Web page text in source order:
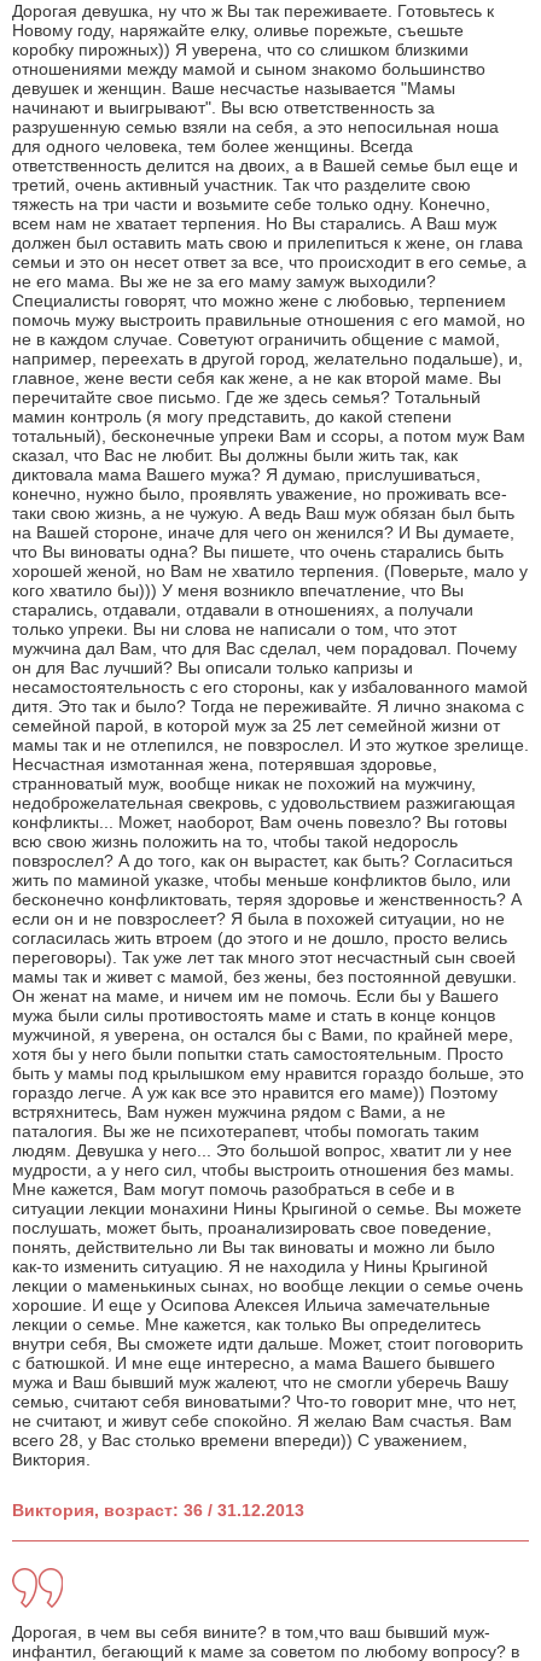
Дорогая девушка, ну что ж Вы так переживаете. Готовьтесь к
Новому году, наряжайте елку, оливье порежьте, съешьте
коробку пирожных)) Я уверена, что со слишком близкими
отношениями между мамой и сыном знакомо большинство
девушек и женщин. Ваше несчастье называется "Мамы
начинают и выигрывают". Вы всю ответственность за
разрушенную семью взяли на себя, а это непосильная ноша
для одного человека, тем более женщины. Всегда
ответственность делится на двоих, а в Вашей семье был еще и
третий, очень активный участник. Так что разделите свою
тяжесть на три части и возьмите себе только одну. Конечно,
всем нам не хватает терпения. Но Вы старались. А Ваш муж
должен был оставить мать свою и прилепиться к жене, он глава
семьи и это он несет ответ за все, что происходит в его семье, а
не его мама. Вы же не за его маму замуж выходили?
Специалисты говорят, что можно жене с любовью, терпением
помочь мужу выстроить правильные отношения с его мамой, но
не в каждом случае. Советуют ограничить общение с мамой,
например, переехать в другой город, желательно подальше), и,
главное, жене вести себя как жене, а не как второй маме. Вы
перечитайте свое письмо. Где же здесь семья? Тотальный
мамин контроль (я могу представить, до какой степени
тотальный), бесконечные упреки Вам и ссоры, а потом муж Вам
сказал, что Вас не любит. Вы должны были жить так, как
диктовала мама Вашего мужа? Я думаю, прислушиваться,
конечно, нужно было, проявлять уважение, но проживать все-
таки свою жизнь, а не чужую. А ведь Ваш муж обязан был быть
на Вашей стороне, иначе для чего он женился? И Вы думаете,
что Вы виноваты одна? Вы пишете, что очень старались быть
хорошей женой, но Вам не хватило терпения. (Поверьте, мало у
кого хватило бы))) У меня возникло впечатление, что Вы
старались, отдавали, отдавали в отношениях, а получали
только упреки. Вы ни слова не написали о том, что этот
мужчина дал Вам, что для Вас сделал, чем порадовал. Почему
он для Вас лучший? Вы описали только капризы и
несамостоятельность с его стороны, как у избалованного мамой
дитя. Это так и было? Тогда не переживайте. Я лично знакома с
семейной парой, в которой муж за 25 лет семейной жизни от
мамы так и не отлепился, не повзрослел. И это жуткое зрелище.
Несчастная измотанная жена, потерявшая здоровье,
странноватый муж, вообще никак не похожий на мужчину,
недоброжелательная свекровь, с удовольствием разжигающая
конфликты... Может, наоборот, Вам очень повезло? Вы готовы
всю свою жизнь положить на то, чтобы такой недоросль
повзрослел? А до того, как он вырастет, как быть? Согласиться
жить по маминой указке, чтобы меньше конфликтов было, или
бесконечно конфликтовать, теряя здоровье и женственность? А
если он и не повзрослеет? Я была в похожей ситуации, но не
согласилась жить втроем (до этого и не дошло, просто велись
переговоры). Так уже лет так много этот несчастный сын своей
мамы так и живет с мамой, без жены, без постоянной девушки.
Он женат на маме, и ничем им не помочь. Если бы у Вашего
мужа были силы противостоять маме и стать в конце концов
мужчиной, я уверена, он остался бы с Вами, по крайней мере,
хотя бы у него были попытки стать самостоятельным. Просто
быть у мамы под крылышком ему нравится гораздо больше, это
гораздо легче. А уж как все это нравится его маме)) Поэтому
встряхнитесь, Вам нужен мужчина рядом с Вами, а не
паталогия. Вы же не психотерапевт, чтобы помогать таким
людям. Девушка у него... Это большой вопрос, хватит ли у нее
мудрости, а у него сил, чтобы выстроить отношения без мамы.
Мне кажется, Вам могут помочь разобраться в себе и в
ситуации лекции монахини Нины Крыгиной о семье. Вы можете
послушать, может быть, проанализировать свое поведение,
понять, действительно ли Вы так виноваты и можно ли было
как-то изменить ситуацию. Я не находила у Нины Крыгиной
лекции о маменькиных сынах, но вообще лекции о семье очень
хорошие. И еще у Осипова Алексея Ильича замечательные
лекции о семье. Мне кажется, как только Вы определитесь
внутри себя, Вы сможете идти дальше. Может, стоит поговорить
с батюшкой. И мне еще интересно, а мама Вашего бывшего
мужа и Ваш бывший муж жалеют, что не смогли уберечь Вашу
семью, считают себя виноватыми? Что-то говорит мне, что нет,
не считают, и живут себе спокойно. Я желаю Вам счастья. Вам
всего 28, у Вас столько времени впереди)) С уважением,
Виктория.
Виктория, возраст: 36 / 31.12.2013
Дорогая, в чем вы себя вините? в том,что ваш бывший муж-
инфантил, бегающий к маме за советом по любому вопросу? в